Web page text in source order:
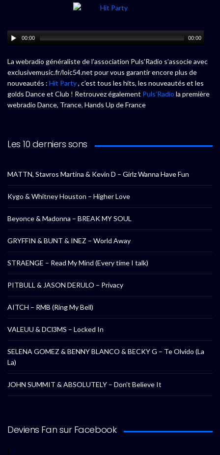
00:00 00:00
La webradio généraliste de l’association Puls’Radio s’associe avec
exclusivemusic.fr/loic54.net pour vous garantir encore plus de
nouveautés : Hit Party, c’est tous les hits, les nouveautés et les
golds Dance et Club ! Retrouvez également Puls’Radio la première
webradio Dance, Trance, Hands Up de France
Les 10 derniers sons
MATTN, Stavros Martina & Kevin D – Girlz Wanna Have Fun
Kygo & Whitney Houston – Higher Love
Beyonce & Madonna – BREAK MY SOUL
GRYFFIN & BUNT & INEZ – World Away
STRAENGE – Read My Mind (Every time I talk)
PITBULL & JASON DERULO – Privacy
AITCH – RMB (Ring My Bell)
VALEUU & DCl3MS – Locked In
SELENA GOMEZ & BENNY BLANCO & BECKY G – Te Olvido (La
La)
JOHN SUMMIT & ABSOLUTELY – Don’t Believe It
Deviens Fan sur Facebook